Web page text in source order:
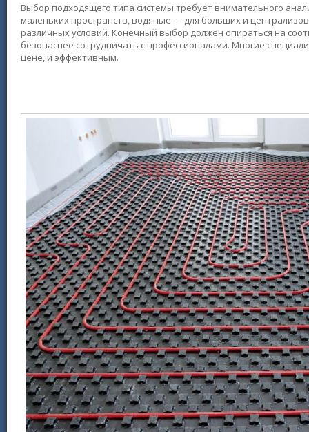
Выбор подходящего типа системы требует внимательного
маленьких пространств, водяные — для больших и
различных условий. Конечный выбор должен опираться на
безопаснее сотрудничать с профессионалами. Многие
цене, и эффективным.